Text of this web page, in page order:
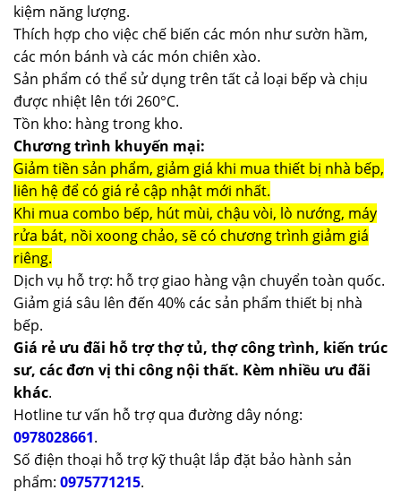
kiệm năng lượng.
Thích hợp cho việc chế biến các món như sườn hầm,
các món bánh và các món chiên xào.
Sản phẩm có thể sử dụng trên tất cả loại bếp và chịu
được nhiệt lên tới 260°C.
Tồn kho: hàng trong kho.
Chương trình khuyến mại:
Giảm tiền sản phẩm, giảm giá khi mua thiết bị nhà bếp,
liên hệ để có giá rẻ cập nhật mới nhất.
Khi mua combo bếp, hút mùi, chậu vòi, lò nướng, máy
rửa bát, nồi xoong chảo, sẽ có chương trình giảm giá
riêng.
Dịch vụ hỗ trợ: hỗ trợ giao hàng vận chuyển toàn quốc.
Giảm giá sâu lên đến 40% các sản phẩm thiết bị nhà
bếp.
Giá rẻ ưu đãi hỗ trợ thợ tủ, thợ công trình, kiến trúc
sư, các đơn vị thi công nội thất. Kèm nhiều ưu đãi
khác.
Hotline tư vấn hỗ trợ qua đường dây nóng:
0978028661.
Số điện thoại hỗ trợ kỹ thuật lắp đặt bảo hành sản
phẩm: 0975771215.